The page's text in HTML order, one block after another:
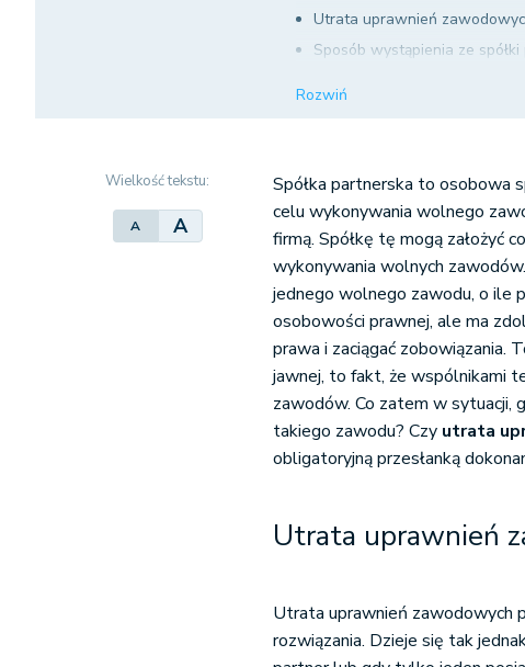
Utrata uprawnień
Sposób wystąpienia ze
Rozwiń
Wielkość tekstu:
A A
Spółka partnerska to osobowa
celu wykonywania wolnego
firmą. Spółkę tę mogą założyć
wykonywania wolnych
jednego wolnego zawodu, o ile
osobowości prawnej, ale ma
prawa i zaciągać zobowiązania.
jawnej, to fakt, że wspólnikami
zawodów. Co zatem w sytuacji,
takiego zawodu? Czy utrata
obligatoryjną przesłanką
Utrata uprawnień
Utrata uprawnień zawodowych
rozwiązania. Dzieje się tak